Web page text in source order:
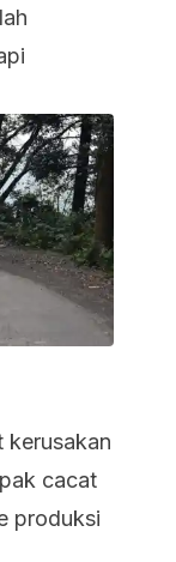
kerusakan
cacat
produksi